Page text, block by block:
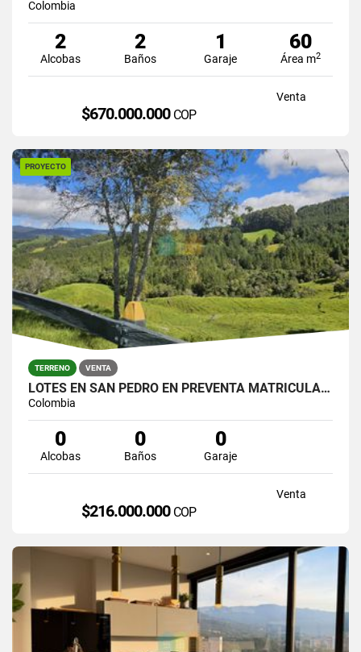
Colombia
2
Alcobas
2
Baños
1
Garaje
60
Área m2
Venta
$670.000.000 COP
PROYECTO
TERRENO VENTA
LOTES EN SAN PEDRO EN PREVENTA MATRICULA AL 100%
Colombia
0
Alcobas
0
Baños
0
Garaje
Venta
$216.000.000 COP